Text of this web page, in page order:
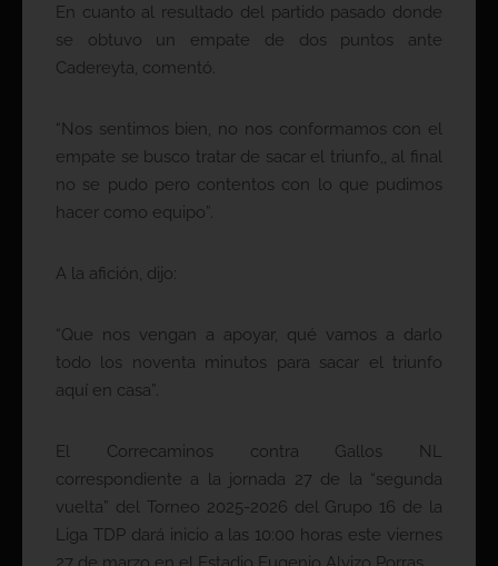
En cuanto al resultado del partido pasado donde
se obtuvo un empate de dos puntos ante
Cadereyta, comentó.
“Nos sentimos bien, no nos conformamos con el
empate se busco tratar de sacar el triunfo,, al final
no se pudo pero contentos con lo que pudimos
hacer como equipo”.
A la afición, dijo:
“Que nos vengan a apoyar, qué vamos a darlo
todo los noventa minutos para sacar el triunfo
aquí en casa”.
El Correcaminos contra Gallos NL
correspondiente a la jornada 27 de la “segunda
vuelta” del Torneo 2025-2026 del Grupo 16 de la
Liga TDP dará inicio a las 10:00 horas este viernes